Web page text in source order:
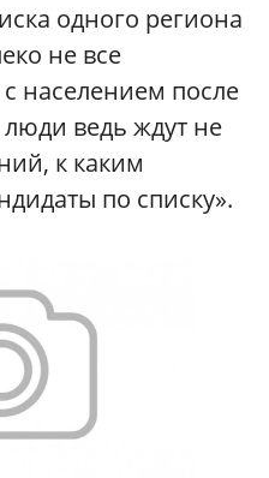
одного региона
не все
населением после
ведь ждут не
к каким
по списку».